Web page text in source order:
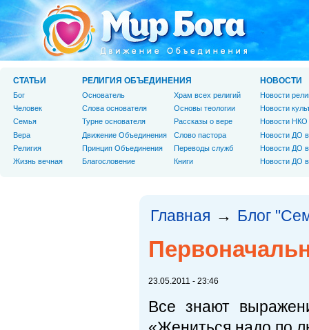
Главная → Блог
23.05.2011 - 23:46
Все знают
СТАТЬИ
Бог
Человек
Cемья
Вера
Религия
Жизнь вечная
РЕЛИГИЯ ОБЪЕДИНЕНИЯ
Основатель
Слова основателя
Турне основателя
Движение Объединения
Принцип Объединения
Благословение
Храм всех религий
Основы теологии
Рассказы о вере
Слово пастора
Переводы служб
Книги
НОВОСТИ
Новости
Новости
Новости НКО
Новости ДО
Новости ДО
Новости ДО